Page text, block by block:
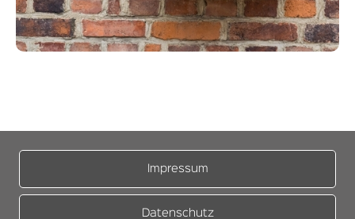
Impressum
Datenschutz